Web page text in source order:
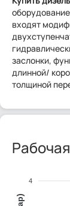
входят
заслонки,
длинной/
толщиной
4